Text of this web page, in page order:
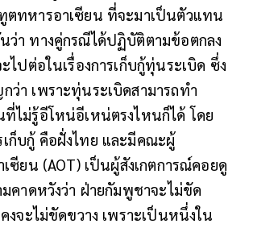
ตทหารอาเซียน ที่จะมาเป็นตัวแทน
า ทางคู่กรณีได้ปฏิบัติตามข้อตกลง
ไปต่อในเรื่องการเก็บกู้ทุ่นระเบิด ซึ่ง
ว่า เพราะทุ่นระเบิดสามารถทำ
ไม่รู้อีโหน่อีเหน่ตรงไหนก็ได้ โดย
ก็บกู้ คือฝั่งไทย และมีคณะผู้
เซียน (AOT) เป็นผู้สังเกตการณ์คอยดู
มคาดหวังว่า ฝ่ายกัมพูชาจะไม่ขัด
งจะไม่ขัดขวาง เพราะเป็นหนึ่งใน